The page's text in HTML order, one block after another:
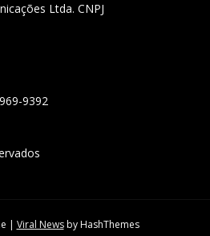
Ltda. CNPJ
9392
| Viral Newsby HashThemes